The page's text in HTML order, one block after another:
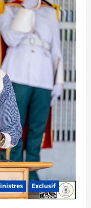
Exclusif